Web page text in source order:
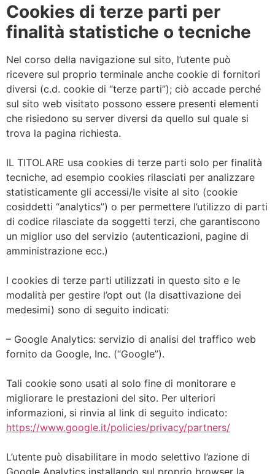
Cookies di terze parti per
finalità statistiche o tecniche
Nel corso della navigazione sul sito, l’utente può
ricevere sul proprio terminale anche cookie di fornitori
diversi (c.d. cookie di “terze parti”); ciò accade perché
sul sito web visitato possono essere presenti elementi
che risiedono su server diversi da quello sul quale si
trova la pagina richiesta.
IL TITOLARE usa cookies di terze parti solo per finalità
tecniche, ad esempio cookies rilasciati per analizzare
statisticamente gli accessi/le visite al sito (cookie
cosiddetti “analytics”) o per permettere l’utilizzo di parti
di codice rilasciate da soggetti terzi, che garantiscono
un miglior uso del servizio (autenticazioni, pagine di
amministrazione ecc.)
I cookies di terze parti utilizzati in questo sito e le
modalità per gestire l’opt out (la disattivazione dei
medesimi) sono di seguito indicati:
– Google Analytics: servizio di analisi del traffico web
fornito da Google, Inc. (“Google”).
Tali cookie sono usati al solo fine di monitorare e
migliorare le prestazioni del sito. Per ulteriori
informazioni, si rinvia al link di seguito indicato:
https://www.google.it/policies/privacy/partners/
L’utente può disabilitare in modo selettivo l’azione di
Google Analytics installando sul proprio browser la